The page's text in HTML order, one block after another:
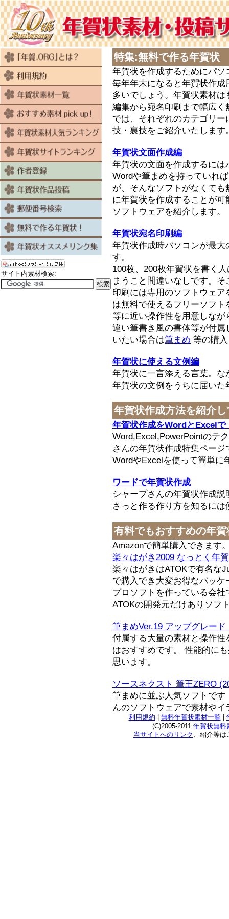
特集:無料で作る年賀状
年賀状を作成するためにパ
毎年年末になると年賀状作
多いでしょう。年賀状素材
編集から宛名印刷まで幅広
では、それぞれのカテゴリ
技・裏技をご紹介いたします
年賀状文面作成編
年賀状の文面を作成するに
Wordや筆まめを持っていれ
が、そんなソフトがなくて
に年賀状を作成することが
ソフトウェアを紹介します。
年賀状宛名印刷編
年賀状作成時パソコンが最
す。
100枚、200枚年賀状を書く
まうこと間違いなしです。
印刷には専用のソフトウェ
は無料で使えるフリーソフ
等に近い操作性を用意しな
違い筆書き風の書体等が付
いたい場合は筆まめ 等の購
年賀状に使える文例編
年賀状に一言添える言葉。
年賀状の文例をうちに届い
年賀状作成方法を紹介
年賀状作成をWordとExcelで
Word,Excel,PowerPointのテ
さんの年賀状作成特集ペー
WordやExcelを使って簡単に
ワードで年賀状作成
シャープさんの年賀状作成
さっと作る作り方を知るには
有料でもおすすめの年
Amazonで簡単購入できます
楽々はがき2009 なっとく年
楽々はがきはATOKで有名な
で購入でき大変お得なパッ
プロソフトを作っている会
ATOKの開発元だけありソフ
筆まめVer.19 アップグレー
付属する大量の素材と操作
はおすすめです。 性能的に
思います。
ソースネクスト 筆王ZERO
筆まめに並ぶ人気ソフトで
んのソフトウェアで素材や
サイト内素材検索:
利用規約 無料年賀状素材一覧
(C)2005-2011 年賀状無料
当サイトへのリンク 、紹介等は